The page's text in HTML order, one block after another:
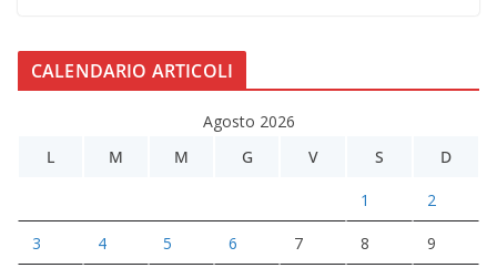
CALENDARIO ARTICOLI
Agosto 2026
L
M M G V S D
1 2
3 4 5 6 7 8 9